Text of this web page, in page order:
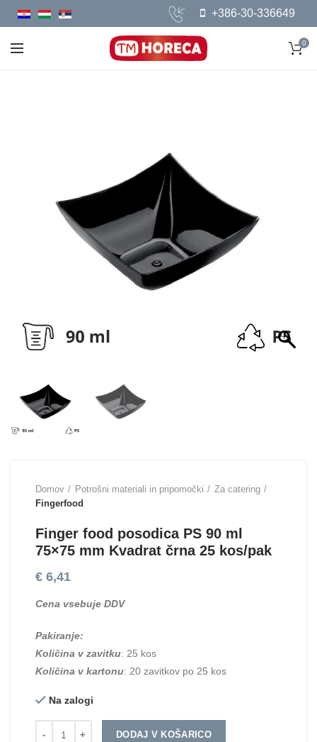
+386-30-336649
0
Domov Potrošni materiali in pripomočki
Za catering
Fingerfood
Finger food posodica PS 90 ml
75×75 mm Kvadrat črna 25 kos/pak
€ 6,41
Cena vsebuje DDV
Pakiranje:
Količina v zavitku: 25 kos
Količina v kartonu: 20 zavitkov po 25 kos
Na zalogi
DODAJ V KOŠARICO